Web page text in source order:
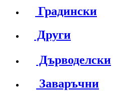
Градински
Други
Дърводелски
Заваръчни